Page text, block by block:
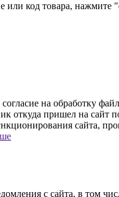
или код товара, нажмите
на обработку
откуда пришел на
сайта,
с сайта, в том